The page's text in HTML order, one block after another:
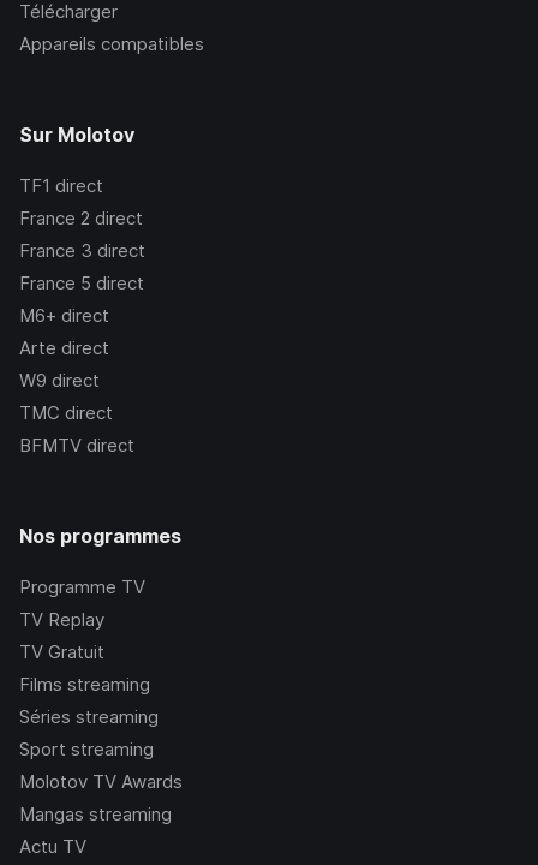
Télécharger
Appareils compatibles
Sur Molotov
TF1 direct
France 2 direct
France 3 direct
France 5 direct
M6+ direct
Arte direct
W9 direct
TMC direct
BFMTV direct
Nos programmes
Programme TV
TV Replay
TV Gratuit
Films streaming
Séries streaming
Sport streaming
Molotov TV Awards
Mangas streaming
Actu TV